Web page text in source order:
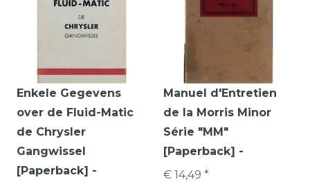
Enkele Gegevens
over de Fluid-Matic
de Chrysler
Gangwissel
[Paperback] -
Manuel d'Entretien
de la Morris Minor
Série "MM"
[Paperback] -
€ 14,49 *